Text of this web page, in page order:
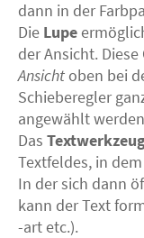
dann in der
Die Lupe
der Ansicht.
Ansichtoben bei
Schieberegler
angewählt
Das
Textfeldes, in
In der sich dann
kann der Text
-art etc.).